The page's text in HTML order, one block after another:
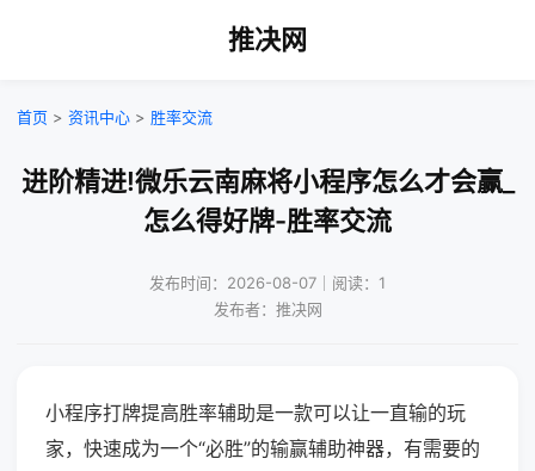
推决网
首页 > 资讯中心 > 胜率交流
进阶精进!微乐云南麻将小程序怎么才会赢_
怎么得好牌-胜率交流
发布时间：2026-08-07｜阅读：1
发布者：推决网
小程序打牌提高胜率辅助是一款可以让一直输的玩
家，快速成为一个“必胜”的输赢辅助神器，有需要的